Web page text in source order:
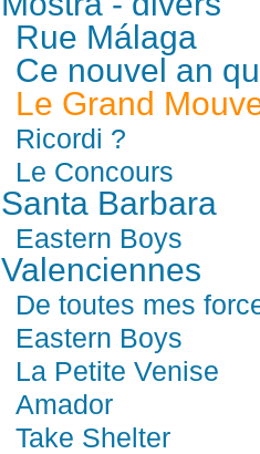
Rue Málaga
Ce nouvel an
Le Grand
Ricordi ?
Le Concours
Santa Barbara
Eastern Boys
Valenciennes
De toutes mes
Eastern Boys
La Petite Venise
Amador
Take Shelter